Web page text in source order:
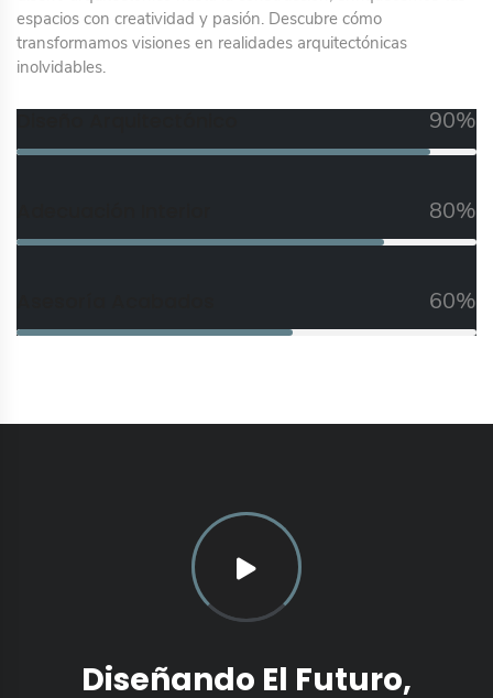
espacios con creatividad y pasión. Descubre cómo
transformamos visiones en realidades arquitectónicas
inolvidables.
90%
80%
60%
Diseñando El Futuro,